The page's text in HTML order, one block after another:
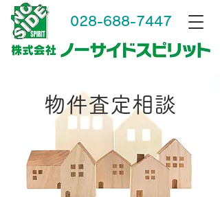
028-688-7447
物件査定相談